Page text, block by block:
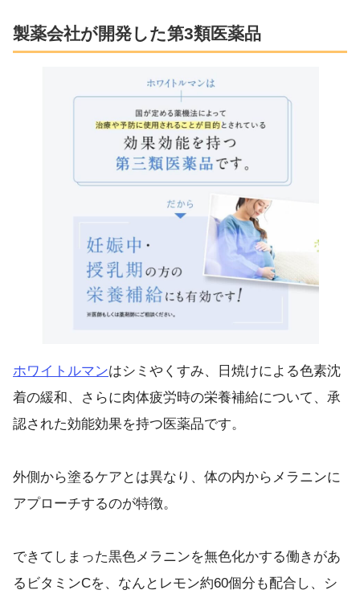
製薬会社が開発した第3類医薬品
ホワイトルマンはシミやくすみ、日焼けによる色素沈
着の緩和、さらに肉体疲労時の栄養補給について、承
認された効能効果を持つ医薬品です。
外側から塗るケアとは異なり、体の内からメラニンに
アプローチするのが特徴。
できてしまった黒色メラニンを無色化かする働きがあ
るビタミンCを、なんとレモン約60個分も配合し、シ